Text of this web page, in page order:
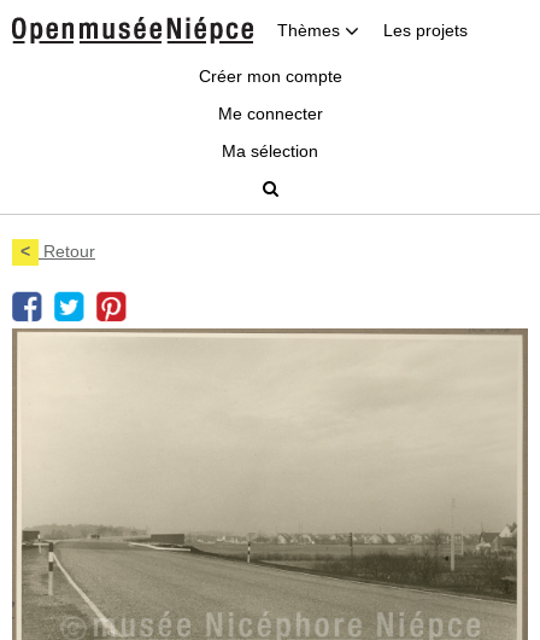
Thèmes Les projets
Créer mon compte
Me connecter
Ma sélection
< Retour